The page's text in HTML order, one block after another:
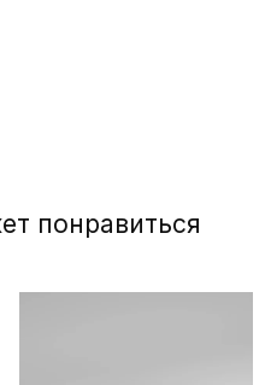
понравиться